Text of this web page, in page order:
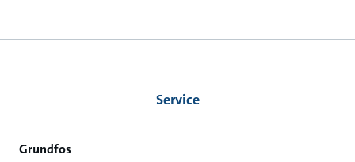
Service
Grundfos